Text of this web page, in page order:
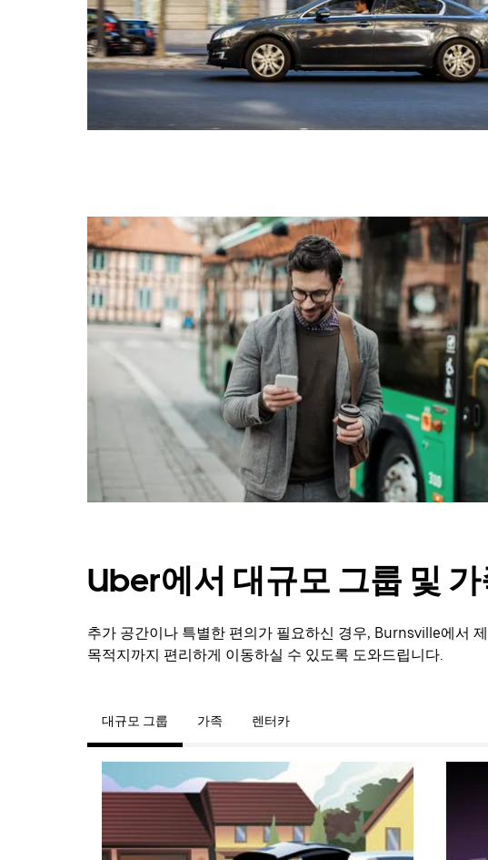
Uber에서 대규모 그룹 및
추가 공간이나 특별한 편의가 필요하신 경우, Burnsville에서
목적지까지 편리하게 이동하실 수 있도록 도와드립니다.
대규모 그룹 가족 렌터카